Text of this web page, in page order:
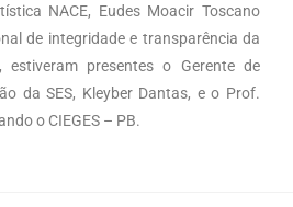
NACE, Eudes Moacir Toscano
de integridade e transparência da
estiveram presentes o Gerente de
da SES, Kleyber Dantas, e o Prof.
o CIEGES – PB.